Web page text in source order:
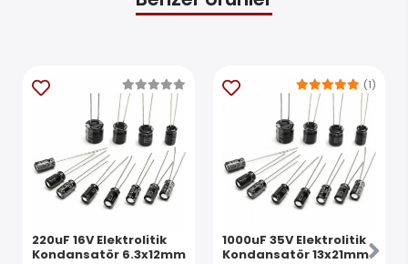
220uF 16V Elektrolitik
Kondansatör 6.3x12mm
1000uF 35V Elektrolitik
Kondansatör 13x21mm
(1)